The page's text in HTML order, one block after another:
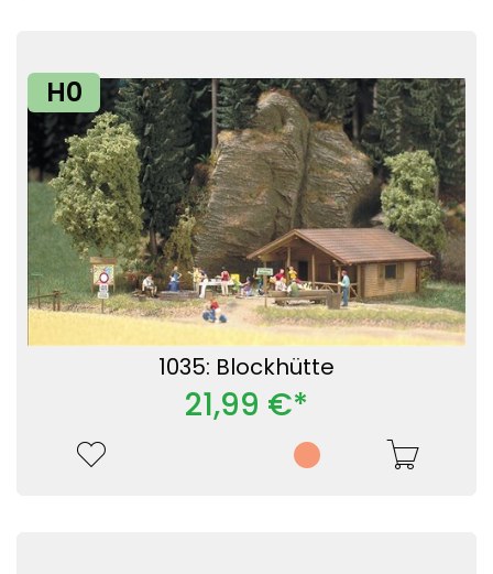
H0
1035: Blockhütte
21,99 €*